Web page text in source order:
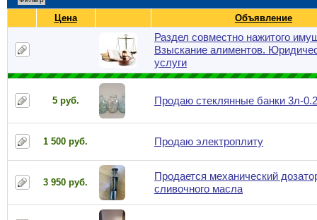
Цена Объявление
Раздел совместно нажитого
Взыскание алиментов.
услуги
5 руб. Продаю стеклянные банки 3л-
1 500 руб. Продаю электроплиту
3 950 руб.
Продается механический
сливочного масла